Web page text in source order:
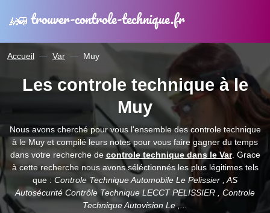
trouver-controle-technique.fr
Accueil Var Muy
Les controle technique à le
Muy
Nous avons cherché pour vous l'ensemble des controle technique
à le Muy et compilé leurs notes pour vous faire gagner du temps
dans votre recherche de controle technique dans le Var. Grace
à cette recherche nous avons séléctionnés les plus légitimes tels
que : Controle Technique Automobile Le Pelissier , AS
Autosécurité Contrôle Technique LECCT PELISSIER , Controle
Technique Autovision Le ,...